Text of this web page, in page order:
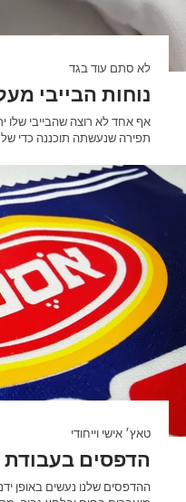
לא סתם עוד בגד
נוחות הבייבי
אף אחד לא רוצה שהבייבי שלו
תפירה שנעשתה תוכננה כדי
טאץ׳ אישי וייחודי
הדפסים בעבודת
ההדפסים שלנו נעשים באופן